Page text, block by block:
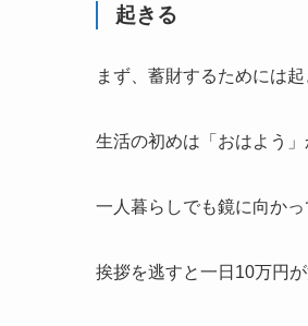
起きる
まず、蓄財するためには
生活の初めは 「おはよう」
一人暮らしでも鏡に向か
挨拶を逃すと一日10万円